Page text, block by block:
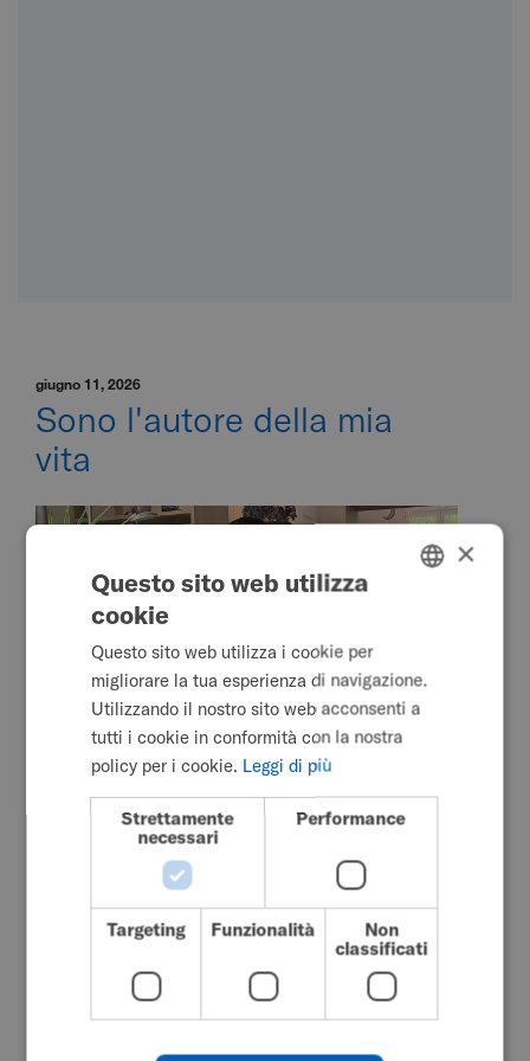
giugno 11, 2026
Sono l'autore della mia
vita
Raccontare la storia della propria
vita è un po' come cercare di far
entrare una sedia a rotelle in un
ascensore troppo piccolo: serve
un piano, un po'...
Read More
SWEDISH
DUTCH
GERMAN
DANISH
NORWEGIAN
CHINESE (SIMPLIFIED)
SPANISH
×
Questo sito web utilizza
cookie
Questo sito web utilizza i cookie per
migliorare la tua esperienza di navigazione.
Utilizzando il nostro sito web acconsenti a
tutti i cookie in conformità con la nostra
policy per i cookie. Leggi di più
Strettamente
necessari
Performance
Targeting Funzionalità
Non
classificati